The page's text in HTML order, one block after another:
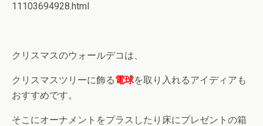
11103694928.html
クリスマスのウォールデコは、
クリスマスツリーに飾る電球を取り入れるアイディアも
おすすめです。
そこにオーナメントをプラスしたり床にプレゼントの箱